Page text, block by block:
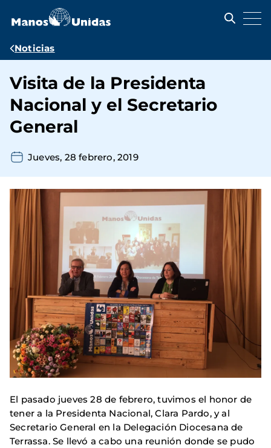
contenido
Ruta
navegación
Noticias
Visita de la Presidenta
Nacional y el Secretario
General
Jueves, 28 febrero, 2019
El pasado jueves 28 de febrero, tuvimos el honor de
tener a la Presidenta Nacional, Clara Pardo, y al
Secretario General en la Delegación Diocesana de
Terrassa. Se llevó a cabo una reunión donde se pudo